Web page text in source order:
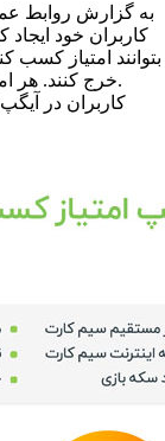
به گزارش روابط
کاربران خود
بتوانند امتیاز
خرج کنند. هر امتیاز در آیگپ معادل 10 ریال ارزش خواهد داشت.
کاربران در